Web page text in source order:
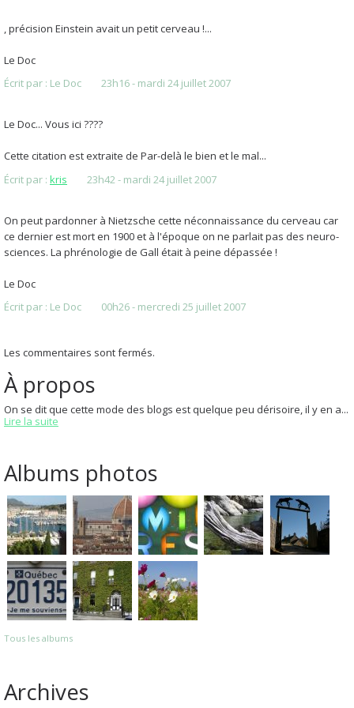
, précision Einstein avait un petit cerveau !...
Le Doc
Écrit par : Le Doc 23h16- mardi 24 juillet 2007
Le Doc... Vous ici ????
Cette citation est extraite de Par-delà le bien et le mal...
Écrit par : kris 23h42- mardi 24 juillet 2007
On peut pardonner à Nietzsche cette néconnaissance du cerveau car
ce dernier est mort en 1900 et à l'époque on ne parlait pas des neuro-
sciences. La phrénologie de Gall était à peine dépassée !
Le Doc
Écrit par : Le Doc 00h26- mercredi 25 juillet 2007
Les commentaires sont fermés.
À propos
On se dit que cette mode des blogs est quelque peu dérisoire, il y en a...
Lire la suite
Albums photos
Tous les albums
Archives